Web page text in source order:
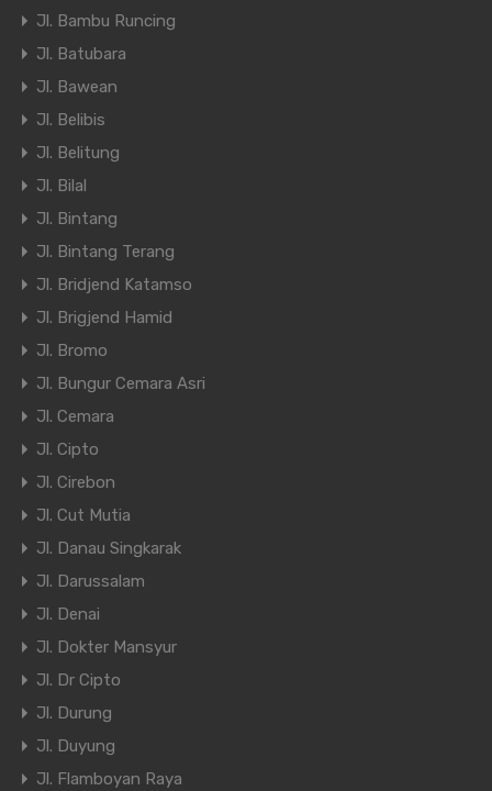
Jl. Bambu Runcing
Jl. Batubara
Jl. Bawean
Jl. Belibis
Jl. Belitung
Jl. Bilal
Jl. Bintang
Jl. Bintang Terang
Jl. Bridjend Katamso
Jl. Brigjend Hamid
Jl. Bromo
Jl. Bungur Cemara Asri
Jl. Cemara
Jl. Cipto
Jl. Cirebon
Jl. Cut Mutia
Jl. Danau Singkarak
Jl. Darussalam
Jl. Denai
Jl. Dokter Mansyur
Jl. Dr Cipto
Jl. Durung
Jl. Duyung
Jl. Flamboyan Raya